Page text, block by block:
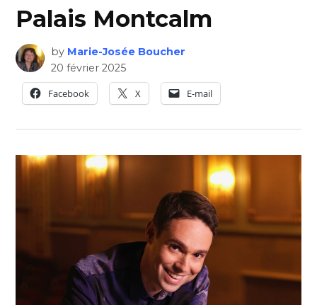
Palais Montcalm
by Marie-Josée Boucher
20 février 2025
Facebook
X E-mail